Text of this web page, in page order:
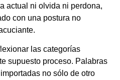
actual ni olvida ni perdona,
con una postura no
las categorías
supuesto proceso. Palabras
importadas no sólo de otro